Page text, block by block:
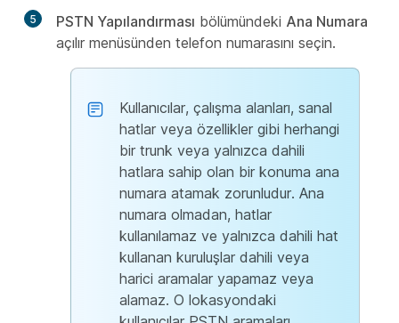
5 PSTN Yapılandırması bölümündeki Ana Numara
açılır menüsünden telefon numarasını seçin.
Kullanıcılar, çalışma alanları, sanal
hatlar veya özellikler gibi herhangi
bir trunk veya yalnızca dahili
hatlara sahip olan bir konuma ana
numara atamak zorunludur. Ana
numara olmadan, hatlar
kullanılamaz ve yalnızca dahili hat
kullanan kuruluşlar dahili veya
harici aramalar yapamaz veya
alamaz. O lokasyondaki